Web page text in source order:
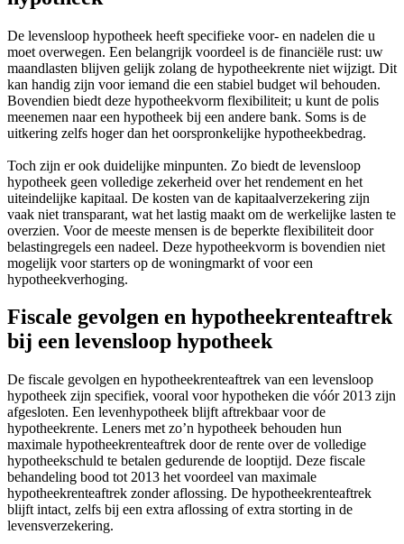
De levensloop hypotheek heeft specifieke voor- en nadelen die u
moet overwegen. Een belangrijk voordeel is de financiële rust: uw
maandlasten blijven gelijk zolang de hypotheekrente niet wijzigt. Dit
kan handig zijn voor iemand die een stabiel budget wil behouden.
Bovendien biedt deze hypotheekvorm flexibiliteit; u kunt de polis
meenemen naar een hypotheek bij een andere bank. Soms is de
uitkering zelfs hoger dan het oorspronkelijke hypotheekbedrag.
Toch zijn er ook duidelijke minpunten. Zo biedt de levensloop
hypotheek geen volledige zekerheid over het rendement en het
uiteindelijke kapitaal. De kosten van de kapitaalverzekering zijn
vaak niet transparant, wat het lastig maakt om de werkelijke lasten te
overzien. Voor de meeste mensen is de beperkte flexibiliteit door
belastingregels een nadeel. Deze hypotheekvorm is bovendien niet
mogelijk voor starters op de woningmarkt of voor een
hypotheekverhoging.
Fiscale gevolgen en hypotheekrenteaftrek
bij een levensloop hypotheek
De fiscale gevolgen en hypotheekrenteaftrek van een levensloop
hypotheek zijn specifiek, vooral voor hypotheken die vóór 2013 zijn
afgesloten. Een levenhypotheek blijft aftrekbaar voor de
hypotheekrente. Leners met zo’n hypotheek behouden hun
maximale hypotheekrenteaftrek door de rente over de volledige
hypotheekschuld te betalen gedurende de looptijd. Deze fiscale
behandeling bood tot 2013 het voordeel van maximale
hypotheekrenteaftrek zonder aflossing. De hypotheekrenteaftrek
blijft intact, zelfs bij een extra aflossing of extra storting in de
levensverzekering.